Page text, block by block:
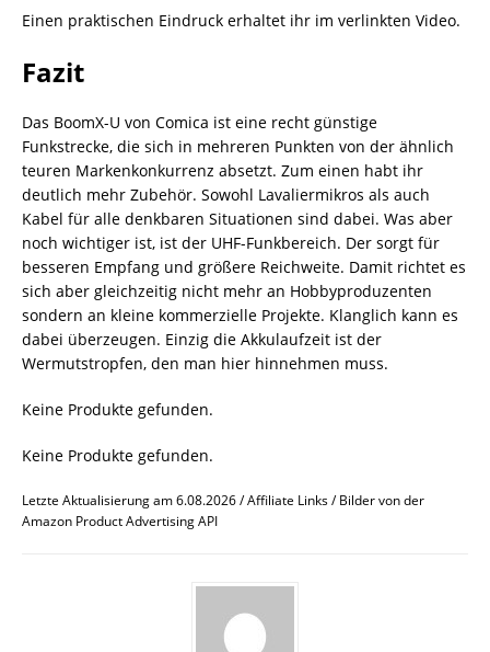
Einen praktischen Eindruck erhaltet ihr im verlinkten Video.
Fazit
Das BoomX-U von Comica ist eine recht günstige
Funkstrecke, die sich in mehreren Punkten von der ähnlich
teuren Markenkonkurrenz absetzt. Zum einen habt ihr
deutlich mehr Zubehör. Sowohl Lavaliermikros als auch
Kabel für alle denkbaren Situationen sind dabei. Was aber
noch wichtiger ist, ist der UHF-Funkbereich. Der sorgt für
besseren Empfang und größere Reichweite. Damit richtet es
sich aber gleichzeitig nicht mehr an Hobbyproduzenten
sondern an kleine kommerzielle Projekte. Klanglich kann es
dabei überzeugen. Einzig die Akkulaufzeit ist der
Wermutstropfen, den man hier hinnehmen muss.
Keine Produkte gefunden.
Keine Produkte gefunden.
Letzte Aktualisierung am 6.08.2026 / Affiliate Links / Bilder von der
Amazon Product Advertising API